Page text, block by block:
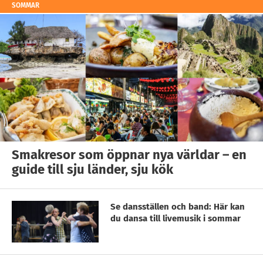
SOMMAR
Smakresor som öppnar nya världar – en
guide till sju länder, sju kök
Se dansställen och band: Här kan
du dansa till livemusik i sommar